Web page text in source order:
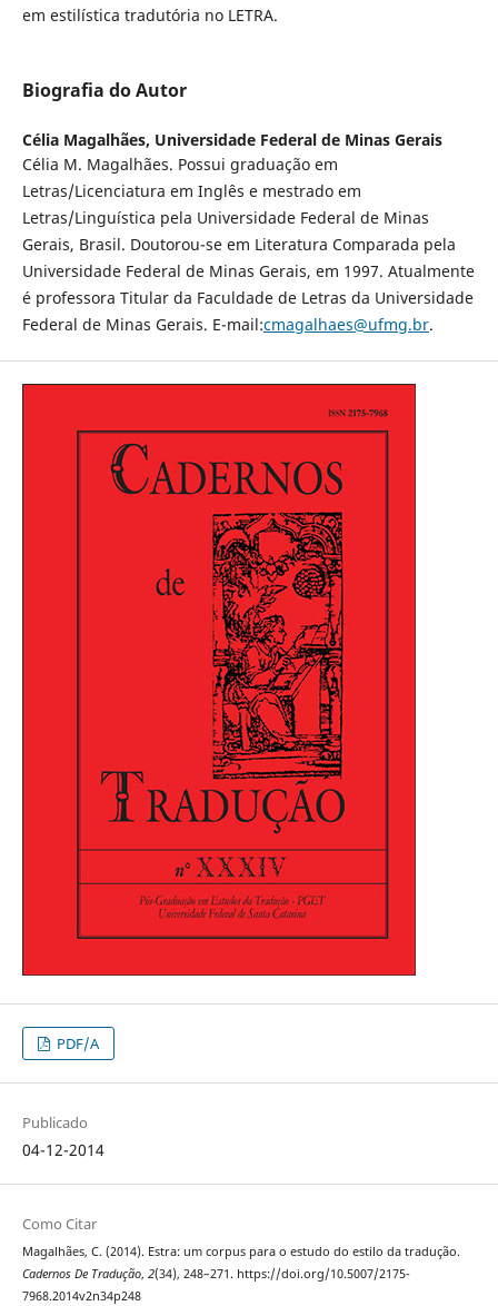
em estilística tradutória no LETRA.
Biografia do Autor
Célia Magalhães, Universidade Federal de Minas Gerais
Célia M. Magalhães. Possui graduação em
Letras/Licenciatura em Inglês e mestrado em
Letras/Linguística pela Universidade Federal de Minas
Gerais, Brasil. Doutorou-se em Literatura Comparada pela
Universidade Federal de Minas Gerais, em 1997. Atualmente
é professora Titular da Faculdade de Letras da Universidade
Federal de Minas Gerais. E-mail:cmagalhaes@ufmg.br.
PDF/A
Publicado
04-12-2014
Como Citar
Magalhães, C. (2014). Estra: um corpus para o estudo do estilo da tradução.
Cadernos De Tradução, 2(34), 248–271. https://doi.org/10.5007/2175-
7968.2014v2n34p248